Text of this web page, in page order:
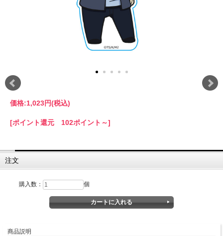
価格:1,023円(税込)
[ポイント還元 102ポイント～]
注文
購入数： 個
商品説明